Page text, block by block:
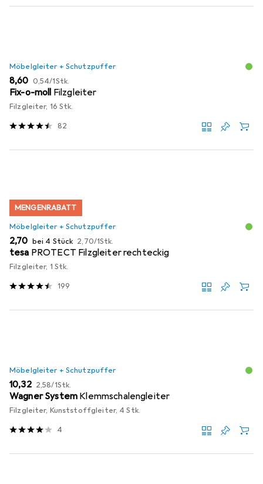
Möbelgleiter + Schutzpuffer
EUR
8,60 EUR
0,54/1Stk.
Fix-o-moll Filzgleiter
Filzgleiter, 16 Stk.
82
MENGENRABATT
Möbelgleiter + Schutzpuffer
EUR
2,70 bei 4 Stück EUR
2,70/1Stk.
tesa PROTECT Filzgleiter rechteckig
Filzgleiter, 1 Stk.
199
Möbelgleiter + Schutzpuffer
EUR
10,32 EUR
2,58/1Stk.
Wagner System Klemmschalengleiter
Filzgleiter, Kunststoffgleiter, 4 Stk.
4